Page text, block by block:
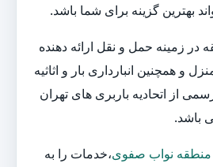
بهترین گزینه برای شما باشد.
در زمینه حمل و نقل ارائه دهنده
و همچنین انبارداری بار و اثاثیه
از اتحادیه باربری های تهران
باشد.
منطقه نواب صفوی،خدمات را به